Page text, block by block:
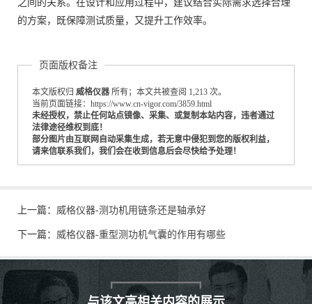
之间的关系。在设计和应用过程中，建议结合实际需求选择合理
的方案，既保障测试质量，又提升工作效率。
页面版权备注
本文版权归 威格仪器 所有；本文共被查阅 1,213 次。
当前页面链接：https://www.cn-vigor.com/3859.html
未经授权，禁止任何站点镜像、采集、或复制本站内容，违者通过
法律途径维权到底！
部分图片由互联网自动采集生成，若无意中侵犯到您的版权利益，
请来信联系我们，我们会在收到信息后会尽快给予处理！
上一篇： 威格仪器-测功机用链条还是轴承好
下一篇： 威格仪器-重型测功机气囊的作用有哪些